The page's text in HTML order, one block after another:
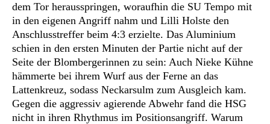
dem Tor herausspringen, woraufhin die SU Tempo mit
in den eigenen Angriff nahm und Lilli Holste den
Anschlusstreffer beim 4:3 erzielte. Das Aluminium
schien in den ersten Minuten der Partie nicht auf der
Seite der Blombergerinnen zu sein: Auch Nieke Kühne
hämmerte bei ihrem Wurf aus der Ferne an das
Lattenkreuz, sodass Neckarsulm zum Ausgleich kam.
Gegen die aggressiv agierende Abwehr fand die HSG
nicht in ihren Rhythmus im Positionsangriff. Warum